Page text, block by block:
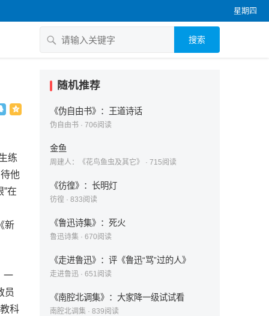
星期四
搜索
练
他
在
新
一
员
科
随机推荐
《伪自由书》：王道诗话
伪自由书 · 706阅读
金鱼
周建人：《花鸟鱼虫及其它》 · 715阅读
《彷徨》：长明灯
彷徨 · 833阅读
《鲁迅诗集》：死火
鲁迅诗集 · 670阅读
《走进鲁迅》：评《鲁迅“骂”过的人》
走进鲁迅 · 651阅读
《南腔北调集》：大家降一级试试看
南腔北调集 · 839阅读